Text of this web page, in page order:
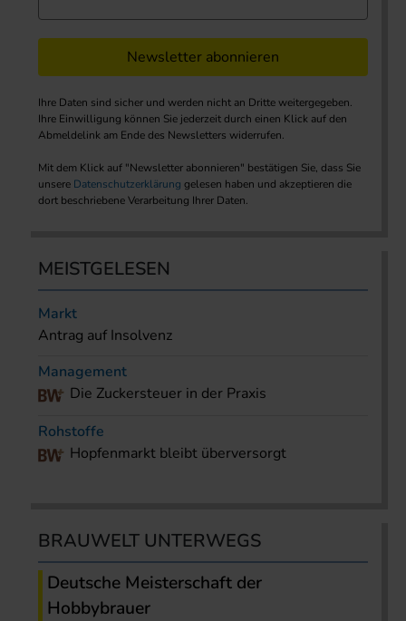
Newsletter abonnieren
Ihre Daten sind sicher und werden nicht an Dritte weitergegeben.
Ihre Einwilligung können Sie jederzeit durch einen Klick auf den
Abmeldelink am Ende des Newsletters widerrufen.
Mit dem Klick auf "Newsletter abonnieren" bestätigen Sie, dass Sie
unsere Datenschutzerklärung gelesen haben und akzeptieren die
dort beschriebene Verarbeitung Ihrer Daten.
MEISTGELESEN
Markt
Antrag auf Insolvenz
Management
Die Zuckersteuer in der Praxis
Rohstoffe
Hopfenmarkt bleibt überversorgt
BRAUWELT UNTERWEGS
Deutsche Meisterschaft der
Hobbybrauer